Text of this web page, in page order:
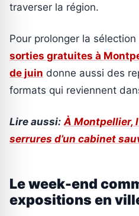
traverser la région.
Pour prolonger la
sorties gratuites à
de juin donne aussi des
formats qui reviennent
Lire aussi: À Montpellier,
serrures d’un cabinet
Le week-end
expositions en